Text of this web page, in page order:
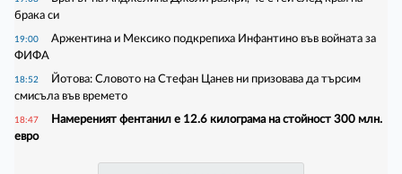
брака си
19:00
Аржентина и Мексико подкрепиха Инфантино във войната за
ФИФА
18:52
Йотова: Словото на Стефан Цанев ни призовава да търсим
смисъла във времето
18:47
Намереният фентанил е 12.6 килограма на стойност 300 млн.
евро